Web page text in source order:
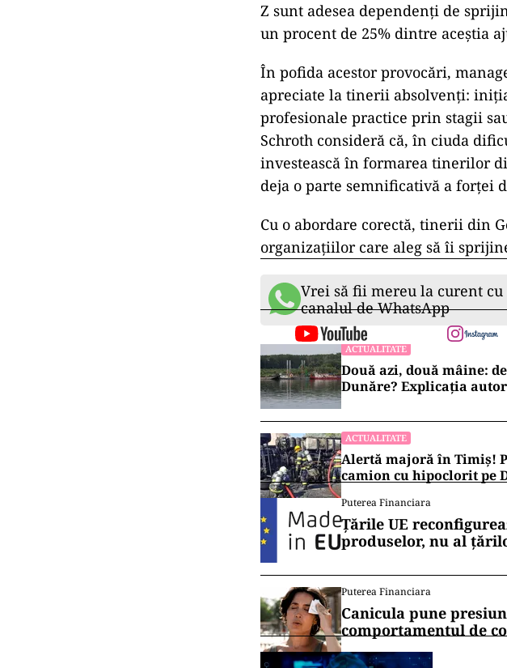
Z sunt adesea dependenți de
un procent de 25% dintre aceștia
În pofida acestor provocări,
apreciate la tinerii absolvenți:
profesionale practice prin stagii
Schroth consideră că, în ciuda
investească în formarea tinerilor
deja o parte semnificativă a forței
Cu o abordare corectă, tinerii din
organizațiilor care aleg să îi
Vrei să fii mereu la curent
canalul de WhatsApp
ACTUALITATE
Două azi, două mâine:
Dunăre? Explicația
ACTUALITATE
Alertă majoră în Timiș!
camion cu hipoclorit pe
Puterea Financiara
Țările UE
produselor, nu al
Puterea Financiara
Canicula pune
comportamentul de